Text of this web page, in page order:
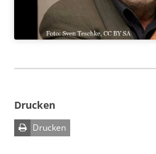
Drucken
Drucken